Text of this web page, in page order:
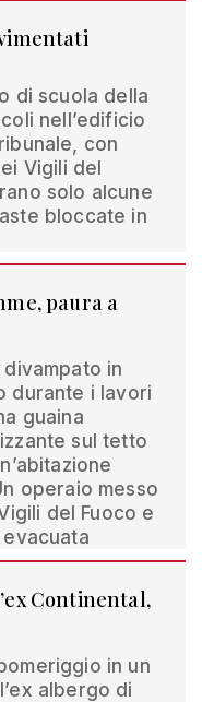
di scuola della
nell’edificio
con
Vigili del
solo alcune
bloccate in
paura a
divampato in
durante i lavori
guaina
sul tetto
operaio messo
del Fuoco e
Continental,
in un
albergo di